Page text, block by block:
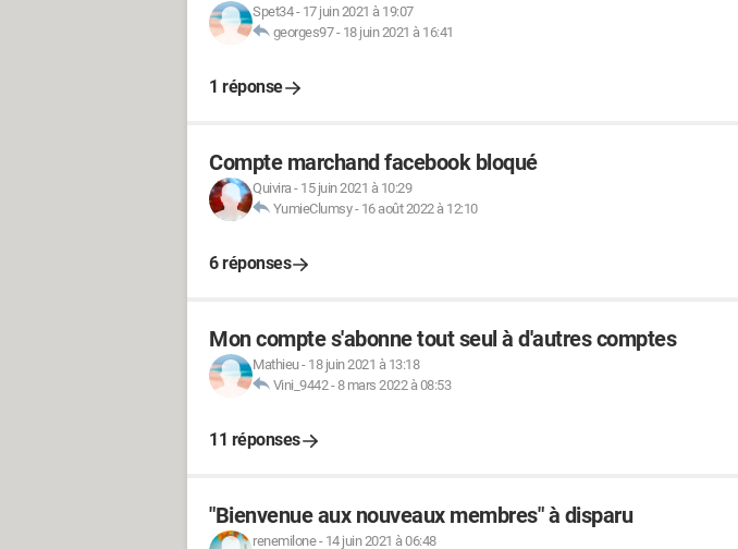
Spet34- 17 juin 2021 à 19:07
georges97- 18 juin 2021 à 16:41
1 réponse
Compte marchand facebook bloqué
Quivira- 15 juin 2021 à 10:29
YumieClumsy- 16 août 2022 à 12:10
6 réponses
Mon compte s'abonne tout seul à d'autres comptes
Mathieu- 18 juin 2021 à 13:18
Vini_9442-8 mars 2022 à 08:53
11 réponses
"Bienvenue aux nouveaux membres" à disparu
renemilone- 14 juin 2021 à 06:48